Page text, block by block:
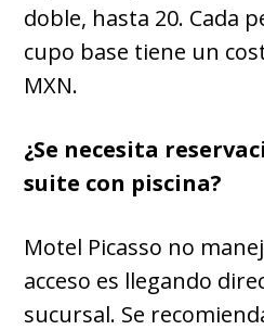
doble, hasta 20. Cada
cupo base tiene un
MXN.
¿Se necesita
suite con piscina?
Motel Picasso no
acceso es llegando
sucursal. Se